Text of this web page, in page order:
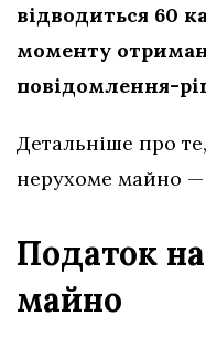
відводиться 60
моменту
повідомлення-
Детальніше про
нерухоме майно —
Податок
майно